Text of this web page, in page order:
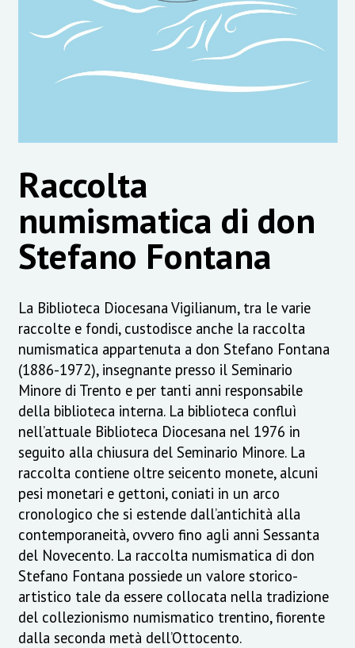
Raccolta
numismatica di don
Stefano Fontana
La Biblioteca Diocesana Vigilianum, tra le varie
raccolte e fondi, custodisce anche la raccolta
numismatica appartenuta a don Stefano Fontana
(1886-1972), insegnante presso il Seminario
Minore di Trento e per tanti anni responsabile
della biblioteca interna. La biblioteca confluì
nell’attuale Biblioteca Diocesana nel 1976 in
seguito alla chiusura del Seminario Minore. La
raccolta contiene oltre seicento monete, alcuni
pesi monetari e gettoni, coniati in un arco
cronologico che si estende dall’antichità alla
contemporaneità, ovvero fino agli anni Sessanta
del Novecento. La raccolta numismatica di don
Stefano Fontana possiede un valore storico-
artistico tale da essere collocata nella tradizione
del collezionismo numismatico trentino, fiorente
dalla seconda metà dell’Ottocento.